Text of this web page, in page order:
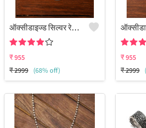
ऑक्सीडाइज्ड सिल्वर रेप्लिका चेन पेंडेंट नेकलेस - जूलकार्ट
₹955
₹2999 (68% off)
₹955
₹2999